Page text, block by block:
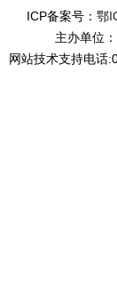
ICP备案号： 鄂
主办单位
网站技术支持电